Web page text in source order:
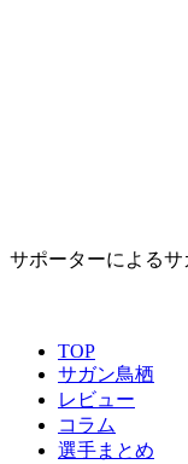
サポーターによる
TOP
サガン鳥栖
レビュー
コラム
選手まとめ